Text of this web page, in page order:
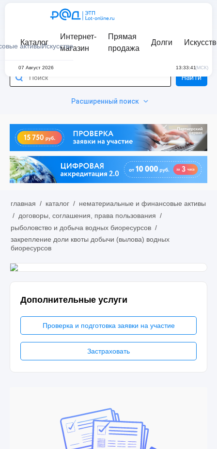
активыИскусство
Каталог
Интернет-
магазин
Прямая
продажа
Долги
07 Август 2026 13:33:41(МСК)
Расширенный поиск
Найти
главная / каталог / нематериальные и финансовые активы
/ договоры, соглашения, права пользования /
рыболовство и добыча водных биоресурсов /
закрепление доли квоты добычи (вылова) водных
биоресурсов
Дополнительные услуги
Проверка и подготовка заявки на участие
Застраховать